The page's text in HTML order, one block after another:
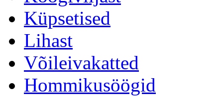
Küpsetised
Lihast
Võileivakatted
Hommikusöögid